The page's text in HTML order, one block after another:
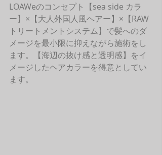
LOAWeのコンセプト【sea side カラ
ー】×【大人外国人風ヘアー】×【RAW
トリートメントシステム】で髪へのダ
メージを最小限に抑えながら施術をし
ます。【海辺の抜け感と透明感】をイ
メージしたヘアカラーを得意としてい
ます。